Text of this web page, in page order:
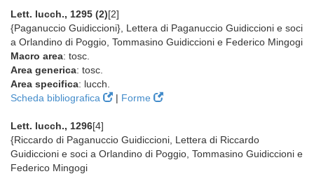
Lett. lucch., 1295 (2)[2]
{Paganuccio Guidiccioni}, Lettera di Paganuccio Guidiccioni e soci
a Orlandino di Poggio, Tommasino Guidiccioni e Federico Mingogi
Macro area: tosc.
Area generica: tosc.
Area specifica: lucch.
Scheda bibliografica
| Forme
Lett. lucch., 1296[4]
{Riccardo di Paganuccio Guidiccioni, Lettera di Riccardo
Guidiccioni e soci a Orlandino di Poggio, Tommasino Guidiccioni e
Federico Mingogi